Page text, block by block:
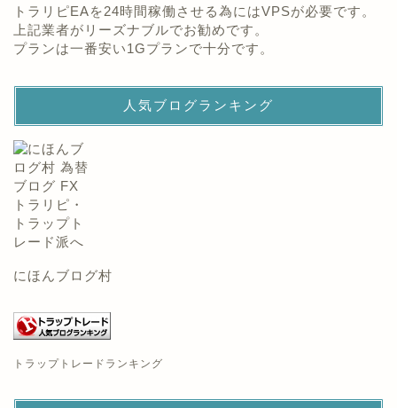
トラリピEAを24時間稼働させる為にはVPSが必要です。
上記業者がリーズナブルでお勧めです。
プランは一番安い1Gプランで十分です。
人気ブログランキング
にほんブログ村
トラップトレードランキング